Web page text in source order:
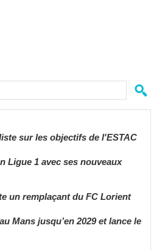
sur les objectifs de l'ESTAC
Ligue 1 avec ses nouveaux
un remplaçant du FC Lorient
Mans jusqu’en 2029 et lance le